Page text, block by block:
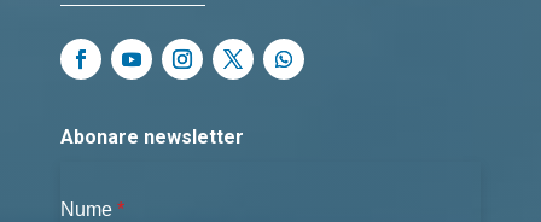
Abonare newsletter
Nume *